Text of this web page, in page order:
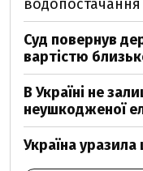
водопостачання
Суд повернув
вартістю
В Україні не
неушкодженої
Україна